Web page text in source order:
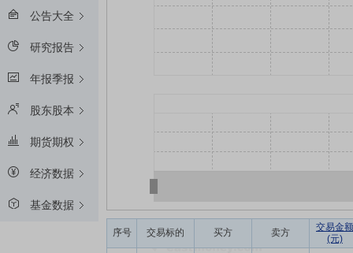
公告大全
研究报告
年报季报
股东股本
期货期权
经济数据
基金数据
序号 交易标的 买方 卖方
交易金额
(元)